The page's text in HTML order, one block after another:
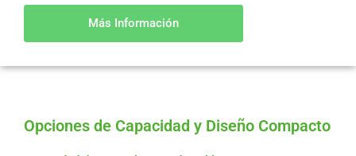
Más Información
Opciones de Capacidad y Diseño Compacto